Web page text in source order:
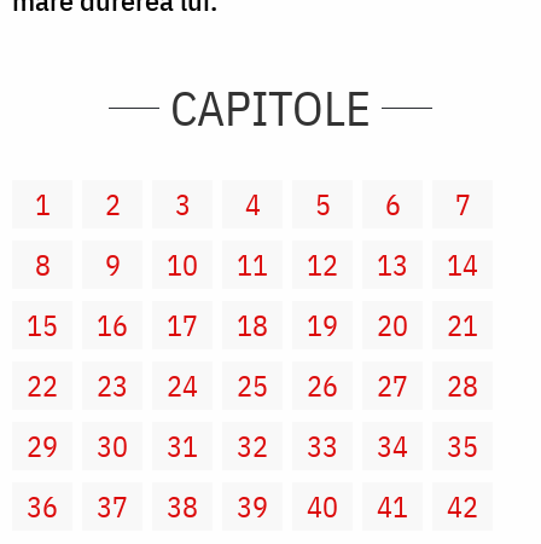
CAPITOLE
1 2 3 4 5 6
7
8
9 10 11 12 13
14
15
16 17 18 19 20
21
22
23 24 25 26 27
28
29
30 31 32 33 34
35
36
37 38 39 40 41 42